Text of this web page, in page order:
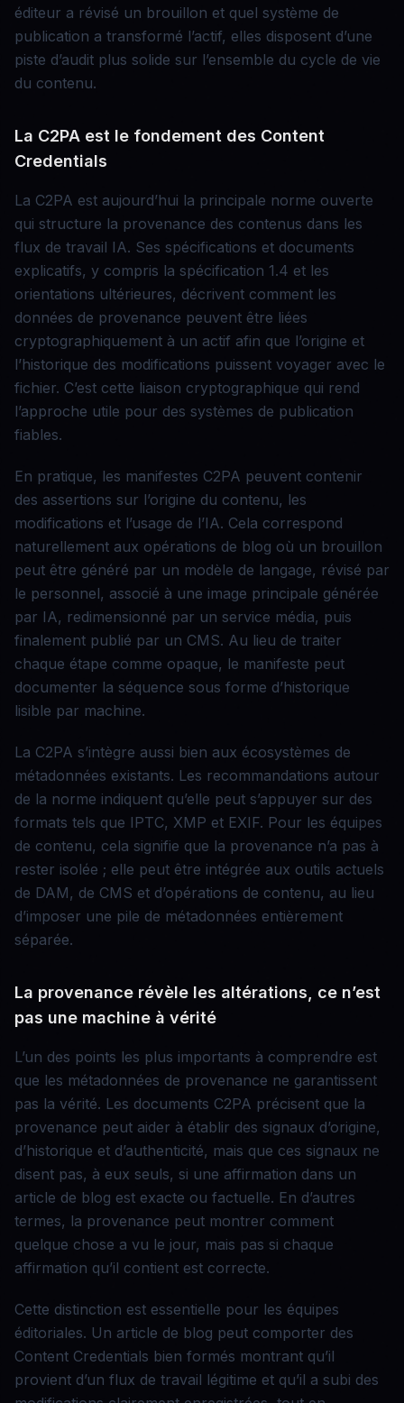
éditeur a révisé un brouillon et quel système de
publication a transformé l’actif, elles disposent d’une
piste d’audit plus solide sur l’ensemble du cycle de vie
du contenu.
La C2PA est le fondement des Content
Credentials
La C2PA est aujourd’hui la principale norme ouverte
qui structure la provenance des contenus dans les
flux de travail IA. Ses spécifications et documents
explicatifs, y compris la spécification 1.4 et les
orientations ultérieures, décrivent comment les
données de provenance peuvent être liées
cryptographiquement à un actif afin que l’origine et
l’historique des modifications puissent voyager avec le
fichier. C’est cette liaison cryptographique qui rend
l’approche utile pour des systèmes de publication
fiables.
En pratique, les manifestes C2PA peuvent contenir
des assertions sur l’origine du contenu, les
modifications et l’usage de l’IA. Cela correspond
naturellement aux opérations de blog où un brouillon
peut être généré par un modèle de langage, révisé par
le personnel, associé à une image principale générée
par IA, redimensionné par un service média, puis
finalement publié par un CMS. Au lieu de traiter
chaque étape comme opaque, le manifeste peut
documenter la séquence sous forme d’historique
lisible par machine.
La C2PA s’intègre aussi bien aux écosystèmes de
métadonnées existants. Les recommandations autour
de la norme indiquent qu’elle peut s’appuyer sur des
formats tels que IPTC, XMP et EXIF. Pour les équipes
de contenu, cela signifie que la provenance n’a pas à
rester isolée ; elle peut être intégrée aux outils actuels
de DAM, de CMS et d’opérations de contenu, au lieu
d’imposer une pile de métadonnées entièrement
séparée.
La provenance révèle les altérations, ce n’est
pas une machine à vérité
L’un des points les plus importants à comprendre est
que les métadonnées de provenance ne garantissent
pas la vérité. Les documents C2PA précisent que la
provenance peut aider à établir des signaux d’origine,
d’historique et d’authenticité, mais que ces signaux ne
disent pas, à eux seuls, si une affirmation dans un
article de blog est exacte ou factuelle. En d’autres
termes, la provenance peut montrer comment
quelque chose a vu le jour, mais pas si chaque
affirmation qu’il contient est correcte.
Cette distinction est essentielle pour les équipes
éditoriales. Un article de blog peut comporter des
Content Credentials bien formés montrant qu’il
provient d’un flux de travail légitime et qu’il a subi des